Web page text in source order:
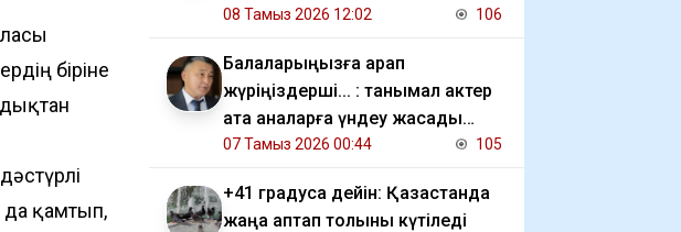
біріне
да қамтып,
талқылады
08 Тамыз 2026 12:02 106
Балаларыңызға қарап
жүріңіздерші... : танымал актер
ата аналарға үндеу жасады
(видео)
07 Тамыз 2026 00:44 105
+41 градусқа дейін: Қазақстанда
жаңа аптап толқыны күтіледі